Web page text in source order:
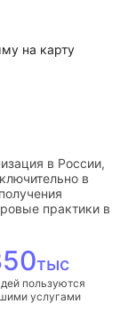
на карту
в России,
в
практики в
тыс
пользуются
услугами